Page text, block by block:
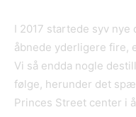
I 2017 startede syv
åbnede yderligere fire,
Vi så endda nogle
følge, herunder det
Princes Street center i